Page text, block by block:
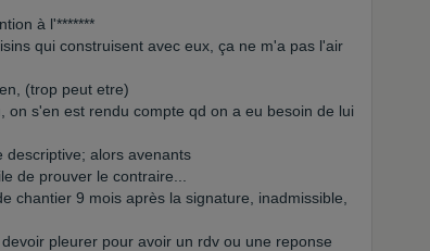
à l'*******
qui construisent avec eux, ça ne m'a pas l'air
(trop peut etre)
s'en est rendu compte qd on a eu besoin de lui
descriptive; alors avenants
de prouver le contraire...
chantier 9 mois après la signature, inadmissible,
pleurer pour avoir un rdv ou une reponse